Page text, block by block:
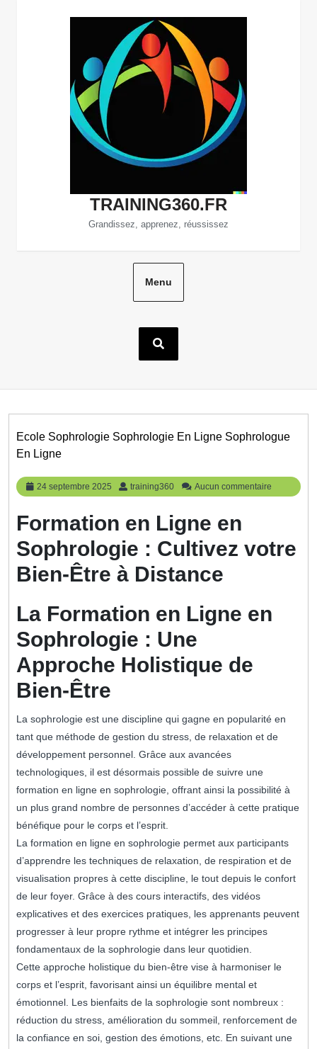
TRAINING360.FR
Grandissez, apprenez, réussissez
Menu
Ecole Sophrologie Sophrologie En Ligne Sophrologue
En Ligne
24 septembre 2025
24
septembre
training360 training360
Aucun commentaire
Formation en Ligne en
Sophrologie : Cultivez votre
Bien-Être à Distance
La Formation en Ligne en
Sophrologie : Une
Approche Holistique de
Bien-Être
La sophrologie est une discipline qui gagne en popularité en
tant que méthode de gestion du stress, de relaxation et de
développement personnel. Grâce aux avancées
technologiques, il est désormais possible de suivre une
formation en ligne en sophrologie, offrant ainsi la possibilité à
un plus grand nombre de personnes d’accéder à cette pratique
bénéfique pour le corps et l’esprit.
La formation en ligne en sophrologie permet aux participants
d’apprendre les techniques de relaxation, de respiration et de
visualisation propres à cette discipline, le tout depuis le confort
de leur foyer. Grâce à des cours interactifs, des vidéos
explicatives et des exercices pratiques, les apprenants peuvent
progresser à leur propre rythme et intégrer les principes
fondamentaux de la sophrologie dans leur quotidien.
Cette approche holistique du bien-être vise à harmoniser le
corps et l’esprit, favorisant ainsi un équilibre mental et
émotionnel. Les bienfaits de la sophrologie sont nombreux :
réduction du stress, amélioration du sommeil, renforcement de
la confiance en soi, gestion des émotions, etc. En suivant une